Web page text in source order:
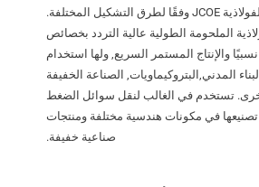
RBE, الأنابيب الفولاذية JCOE وفقًا لطرق التشكيل المختلفة.
الملحومة الطولية عالية التردد بخصائص
والإنتاج المستمر السريع, ولها استخدام
المدني,البتروكيماويات, الصناعة الخفيفة
تستخدم في الغالب لنقل سوائل الضغط
تصنيعها في مكونات هندسية مختلفة ومنتجات
صناعية خفيفة.